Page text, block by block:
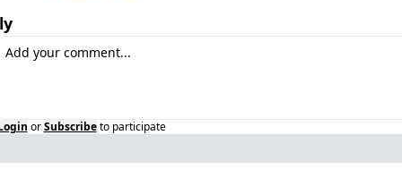
or Subscribe to participate